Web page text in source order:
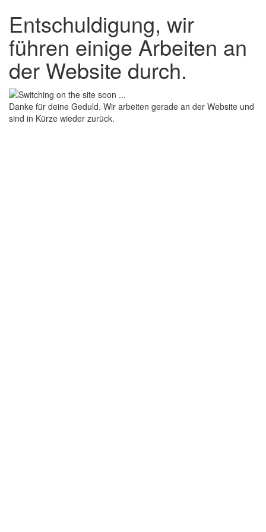
Entschuldigung, wir
führen einige Arbeiten an
der Website durch.
Danke für deine Geduld. Wir arbeiten gerade an der Website und
sind in Kürze wieder zurück.